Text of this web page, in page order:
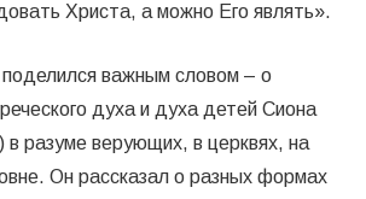
Христа, а можно Его являть».
важным словом – о
духа и духа детей Сиона
в разуме верующих, в церквях, на
Он рассказал о разных формах